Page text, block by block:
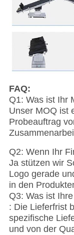
FAQ:
Q1: Was ist Ihr
Unser MOQ ist
Probeauftrag
Q2: Wenn Ihr
Ja stützen wir
Logo gerade
in den
Q3: Was ist
: Die Lieferfrist
spezifische
und von der